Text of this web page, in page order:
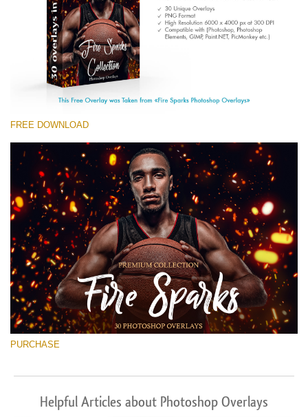
(1783 Overlays)
Large 6000*4000px
मुफ्त डाउनलोड
FREE DOWNLOAD
PURCHASE
Helpful Articles about Photoshop Overlays